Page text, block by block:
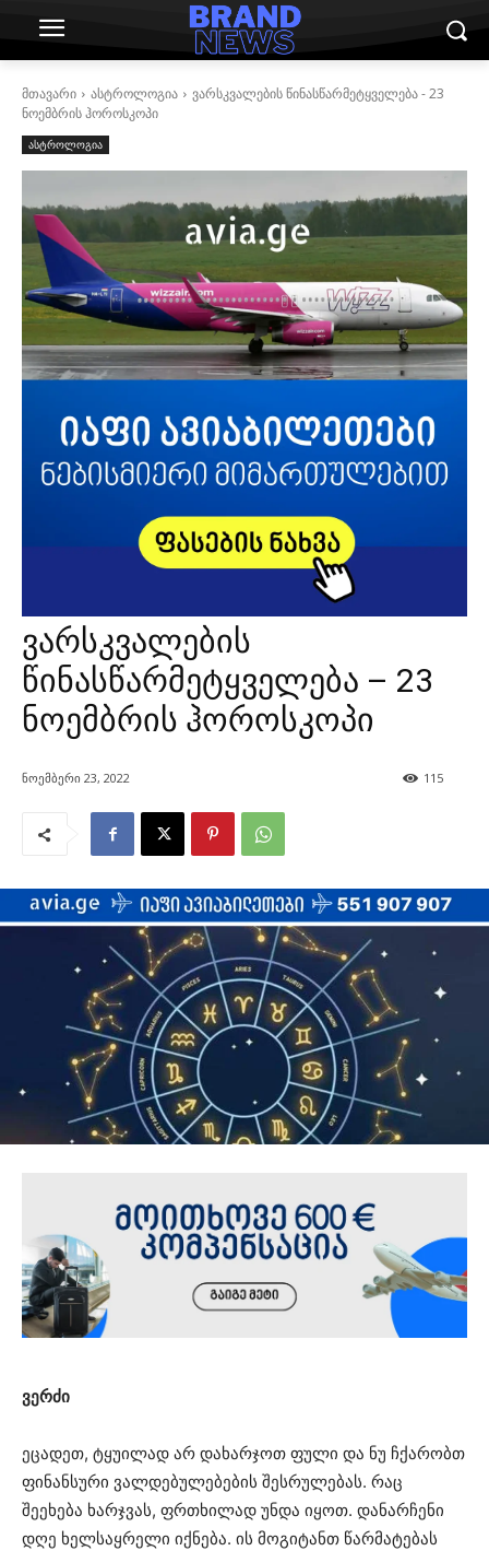
მთავარი ასტროლოგია
ვარსკვალების წინასწარმეტყველება - 23
ნოემბრის ჰოროსკოპი
ასტროლოგია
ვარსკვალების
წინასწარმეტყველება – 23
ნოემბრის ჰოროსკოპი
ნოემბერი 23, 2022 115
ვერძი
ეცადეთ, ტყუილად არ დახარჯოთ ფული და ნუ ჩქარობთ
ფინანსური ვალდებულებების შესრულებას. რაც
შეეხება ხარჯვას, ფრთხილად უნდა იყოთ. დანარჩენი
დღე ხელსაყრელი იქნება. ის მოგიტანთ წარმატებას